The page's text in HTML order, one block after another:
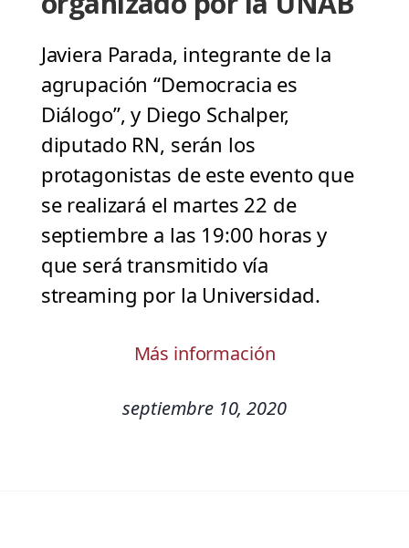
Javiera Parada, integrante de la
agrupación “Democracia es
Diálogo”, y Diego Schalper,
diputado RN, serán los
protagonistas de este evento que
se realizará el martes 22 de
septiembre a las 19:00 horas y
que será transmitido vía
streaming por la Universidad.
Más información
septiembre 10, 2020